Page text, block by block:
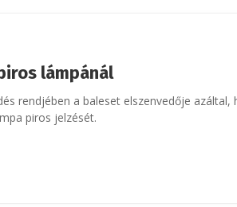
lámpánál
rendjében a baleset elszenvedője azáltal,
piros jelzését.